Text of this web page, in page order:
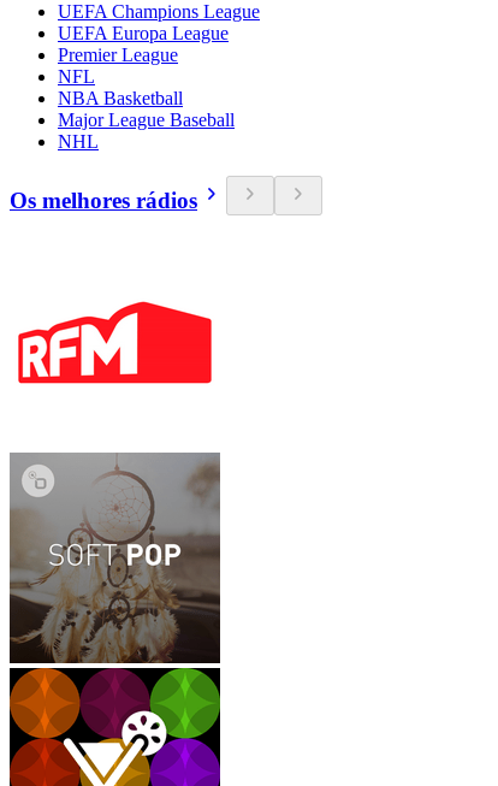
UEFA Champions League
UEFA Europa League
Premier League
NFL
NBA Basketball
Major League Baseball
NHL
Os melhores rádios